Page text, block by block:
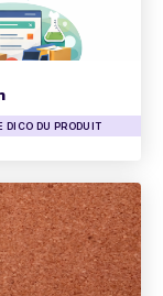
DICO DU PRODUIT